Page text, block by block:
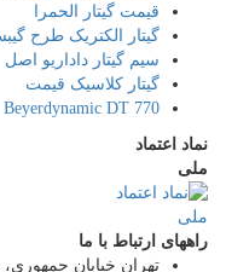
قیمت گیتار الحمرا
گیتار الکتریک طرح
سیم گیتار داداریو اصل
گیتار کلاسیک قیمت
Beyerdynamic DT 770
نماد اعتماد
ملی
راههای ارتباط با ما
تهران خیابان